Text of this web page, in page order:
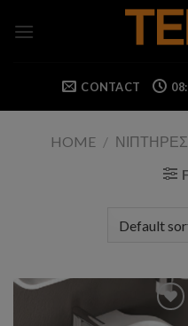
CONTACT
HOME / ΝΙΠΤΗΡΕΣ